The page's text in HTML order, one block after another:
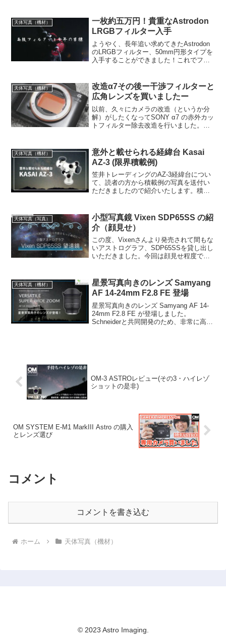
中心に色々とお伺いしてきました(ここで
しか聞けない話もあります！)
天体写真（機材）
一枚約五万円！貴重なAstrodon
LRGBフィルター入手
ようやく、長年追い求めてきたAstrodon
のLRGBフィルター、50mm円形タイプを
入手することができました！これでフル
た。だから今年こそは高品質な天体写真
を撮りたいのです！
天体写真（機材）
改造α7その後ー干渉フィルターと
広角レンズを買いましたー
以前、久々にカメラの改造（というか分
解）がしたくなってSONY α7 の赤外カッ
トフィルター除去改造を行いました。無
たので早速テストしてきました。
天体写真（機材）
意外と載せられる経緯台 Kasai
AZ-3 (限界積載例)
笠井トレーディングのAZ-3経緯台につい
て、読者の方から積載例の写真を送付い
ただきましたので紹介いたします。積載
らいました。サイズの割にはパワフルな
経緯台だと思います。
天体写真（写真）
小型写真鏡 Vixen SDP65SS の紹
介（顔見せ）
この度、Vixenさんより発売されて間もな
いアストログラフ、SDP65SSを貸し出し
いただきました。今回は顔見せ程度です
が、確かにそのエキスをギュッと凝縮し
たような望遠鏡です。
天体写真（機材）
星景写真向きのレンズ Samyang
AF 14-24mm F2.8 FE 登場
星景写真向きのレンズ Samyang AF 14-
24mm F2.8 FE が登場しました。
Schneiderと共同開発のため、非常に高性
OM-3 ASTROレビュー(その3・ハイレゾ
ショットの是非)
OM SYSTEM E-M1 MarkIII Astro の購入
とレンズ選び
コメント
コメントを書き込む
ホーム 天体写真（機材）
© 2023 Astro Imaging.